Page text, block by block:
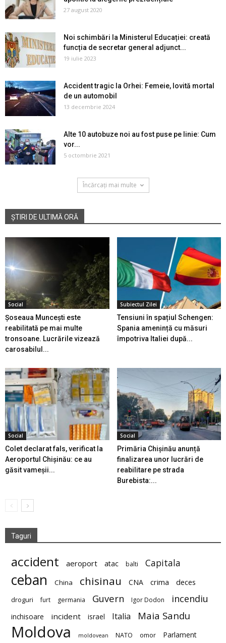
27 august 2020
Noi schimbări la Ministerul Educației: creată
funcția de secretar general adjunct...
19 iulie 2023
Accident tragic la Orhei: Femeie, lovită mortal
de un automobil
13 decembrie 2024
Alte 10 autobuze noi au fost puse pe linie: Cum
vor...
5 octombrie 2021
Încărcați mai multe
ȘTIRI DE ULTIMĂ ORĂ
Social
Șoseaua Muncești este
reabilitată pe mai multe
tronsoane. Lucrările vizează
carosabilul...
Subiectul Zilei
Tensiuni în spațiul Schengen:
Spania amenință cu măsuri
împotriva Italiei după...
Social
Colet declarat fals, verificat la
Aeroportul Chișinău: ce au
găsit vameșii...
Social
Primăria Chișinău anunță
finalizarea unor lucrări de
reabilitare pe strada
Burebista:...
Taguri
accident aeroport atac balti Capitala
ceban China chisinau CNA crima deces
droguri furt germania Guvern Igor Dodon incendiu
inchisoare incident israel Italia Maia Sandu
Moldova moldovean NATO omor Parlament